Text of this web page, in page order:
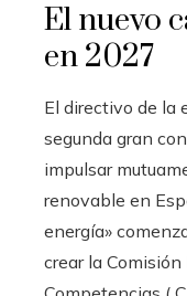
El nuevo
en 2027
El directivo de la
segunda gran
impulsar
renovable en
energía»
crear la